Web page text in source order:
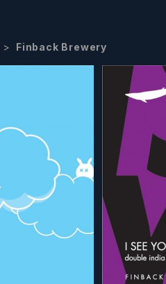
Finback Brewery